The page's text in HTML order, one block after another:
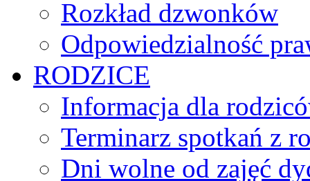
Rozkład dzwonków
Odpowiedzialność
RODZICE
Informacja dla
Terminarz spotkań z
Dni wolne od zajęć